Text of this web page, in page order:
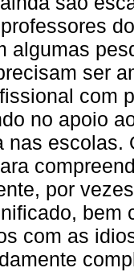
algumas
ser
com
no apoio
nas escolas.
por
bem
com as